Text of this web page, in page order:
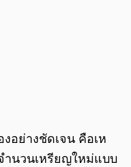
งอย่างชัดเจน คือเห
นวนเหรียญใหม่แบบ